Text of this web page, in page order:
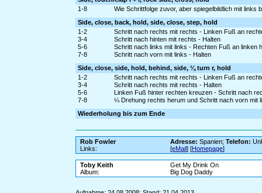
1-8
Wie Schrittfolge zuvor, aber spiegelbildlich mit links
Side, close, back, hold, side, close, step, hold
1-2
Schritt nach rechts mit rechts - Linken Fuß an
3-4
Schritt nach hinten mit rechts - Halten
5-6
Schritt nach links mit links - Rechten Fuß an linken
7-8
Schritt nach vorn mit links - Halten
Side, close, side, hold, behind, side, ¼ turn r, hold
1-2
Schritt nach rechts mit rechts - Linken Fuß an
3-4
Schritt nach rechts mit rechts - Halten
5-6
Linken Fuß hinter rechten kreuzen - Schritt nach
7-8
¼ Drehung rechts herum und Schritt nach vorn mit
Wiederholung bis zum Ende
Rob Fowler Adresse: Spanien;Telefon:
Links:
[eMail] [Homepage]
Toby Keith
Get My Drink On
Album:
Big Dog Daddy